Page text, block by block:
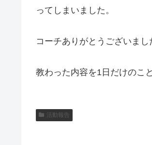
ってしまいました。
コーチありがとうございまし
教わった内容を1日だけのこ
活動報告